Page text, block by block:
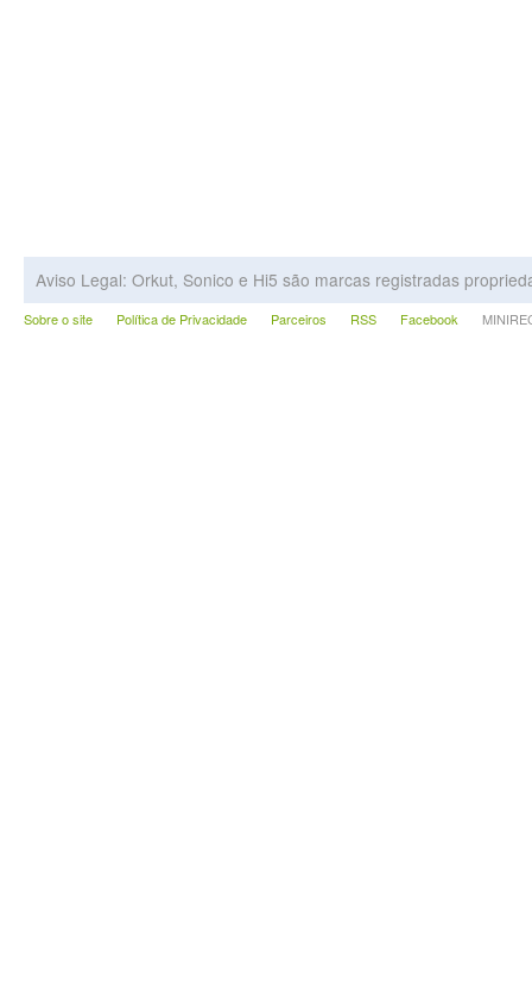
Aviso Legal: Orkut, Sonico e Hi5 são marcas registradas
Sobre o site Política de Privacidade Parceiros RSS Facebook